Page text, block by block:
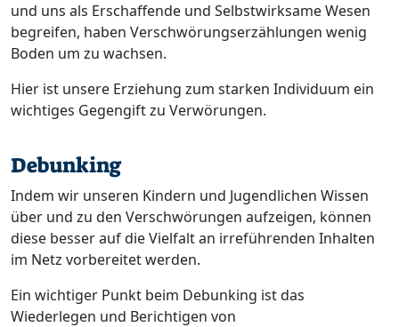
und uns als Erschaffende und Selbstwirksame Wesen
begreifen, haben Verschwörungserzählungen wenig
Boden um zu wachsen.
Hier ist unsere Erziehung zum starken Individuum ein
wichtiges Gegengift zu Verwörungen.
Debunking
Indem wir unseren Kindern und Jugendlichen Wissen
über und zu den Verschwörungen aufzeigen, können
diese besser auf die Vielfalt an irreführenden Inhalten
im Netz vorbereitet werden.
Ein wichtiger Punkt beim Debunking ist das
Wiederlegen und Berichtigen von